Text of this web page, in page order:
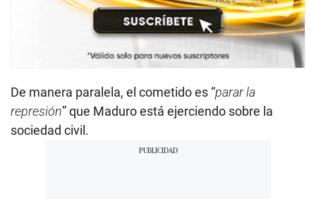
De manera paralela, el cometido es “parar la
represión” que Maduro está ejerciendo sobre la
sociedad civil.